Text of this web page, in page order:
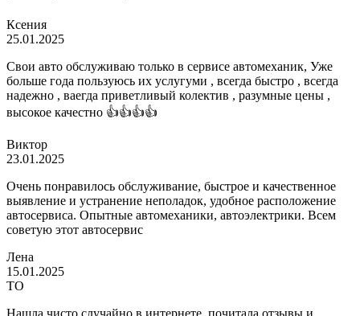
Ксения
25.01.2025
Свои авто обслуживаю только в сервисе автомеханик, Уже
больше года пользуюсь их услугуми , всегда быстро , всегда
надежно , ваегда приветливый колектив , разумные цены ,
высокое качестно 👍👍👍👍
Виктор
23.01.2025
Очень понравилось обслуживание, быстрое и качественное
выявление и устранение неполадок, удобное расположение
автосервиса. Опытные автомеханики, автоэлектрики. Всем
советую этот автосервис
Лена
15.01.2025
ТО
Нашла чисто случайно в интернете, почитала отзывы и